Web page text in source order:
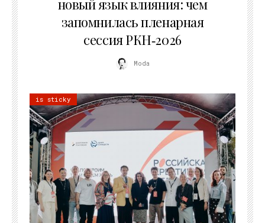
новый язык влияния: чем
запомнилась пленарная
сессия РКН‑2026
Moda
is sticky